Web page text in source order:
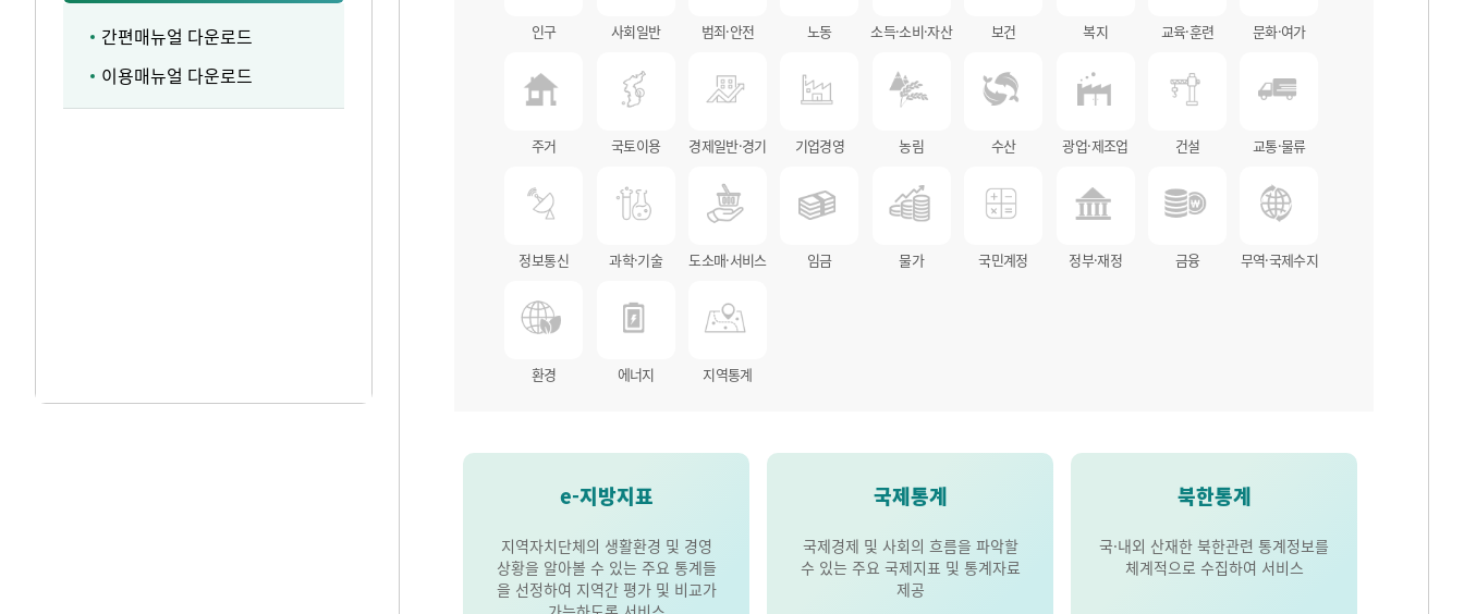
간편매뉴얼 다운로드
이용매뉴얼 다운로드
인구 사회일반 범죄·안전 노동 소득·소비·자산 보건 복지 교육·훈련 문화·여가
주거 국토이용 경제일반·경기 기업경영 농림 수산 광업·제조업 건설 교통·물류
정보통신 과학·기술 도소매·서비스 임금 물가 국민계정 정부·재정 금융 무역·국제수지
환경 에너지 지역통계
e-지방지표
지역자치단체의 생활환경 및 경영
상황을 알아볼 수 있는 주요 통계들
을 선정하여 지역간 평가 및 비교가
국제통계
국제경제 및 사회의 흐름을 파악할
수 있는 주요 국제지표 및 통계자료
제공
북한통계
국·내외 산재한 북한관련 통계정보를
체계적으로 수집하여 서비스